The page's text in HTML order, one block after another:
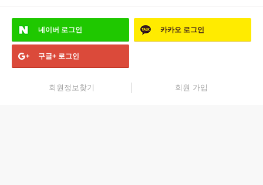
네이버 로그인 카카오 로그인
구글+ 로그인
회원정보찾기 회원 가입